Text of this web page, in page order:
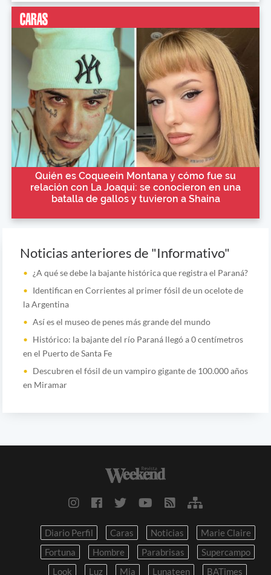
Quién es Coqueein Montana y cómo fue su
relación con La Joaqui: se conocieron en una
batalla de gallos y tuvieron a Shaina
Noticias anteriores de "Informativo"
¿A qué se debe la bajante histórica que registra el Paraná?
Identifican en Corrientes al primer fósil de un ocelote de
la Argentina
Así es el museo de penes más grande del mundo
Histórico: la bajante del río Paraná llegó a 0 centímetros
en el Puerto de Santa Fe
Descubren el fósil de un vampiro gigante de 100.000 años
en Miramar
Diario Perfil Caras Noticias
Marie Claire
Fortuna
Hombre Parabrisas
Supercampo
Look
Luz Mia Lunateen BATimes